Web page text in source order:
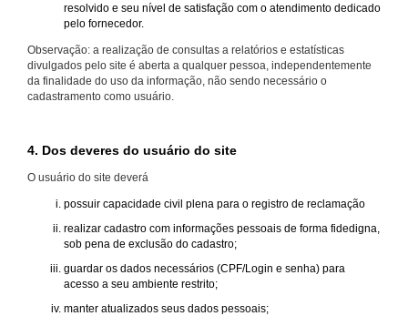
resolvido e seu nível de satisfação com o atendimento dedicado
pelo fornecedor.
Observação: a realização de consultas a relatórios e estatísticas
divulgados pelo site é aberta a qualquer pessoa, independentemente
da finalidade do uso da informação, não sendo necessário o
cadastramento como usuário.
4. Dos deveres do usuário do site
O usuário do site deverá
possuir capacidade civil plena para o registro de reclamação
realizar cadastro com informações pessoais de forma fidedigna,
sob pena de exclusão do cadastro;
guardar os dados necessários (CPF/Login e senha) para
acesso a seu ambiente restrito;
manter atualizados seus dados pessoais;